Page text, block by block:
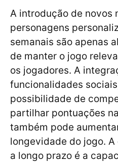
A introdução de novos
personagens
semanais são apenas
de manter o jogo
os jogadores. A
funcionalidades
possibilidade de
partilhar pontuações
também pode
longevidade do jogo.
a longo prazo é a